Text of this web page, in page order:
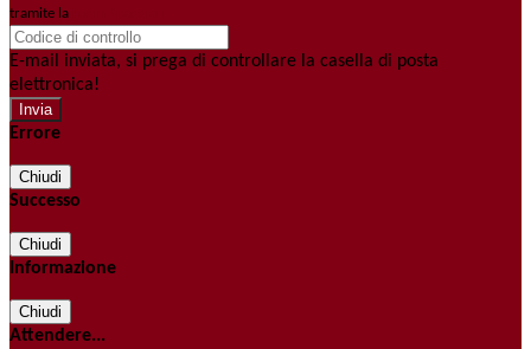
tramite la
E-mail inviata, si prega di controllare la casella di posta
elettronica!
Errore
Chiudi
Successo
Chiudi
Informazione
Chiudi
Attendere...